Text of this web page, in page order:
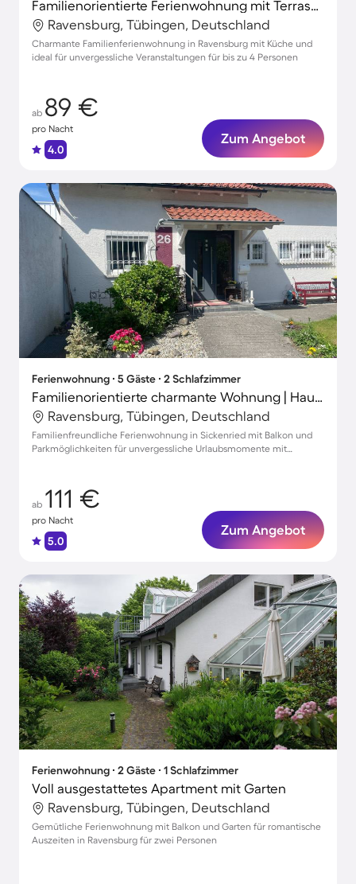
Familienorientierte Ferienwohnung mit Terrasse und Grill
Ravensburg, Tübingen, Deutschland
Charmante Familienferienwohnung in Ravensburg mit Küche und
ideal für unvergessliche Veranstaltungen für bis zu 4 Personen
ab 89 €
pro Nacht
4.0
Zum Angebot
Ferienwohnung ∙ 5 Gäste ∙ 2 Schlafzimmer
Familienorientierte charmante Wohnung | Haustierfreundlich
Ravensburg, Tübingen, Deutschland
Familienfreundliche Ferienwohnung in Sickenried mit Balkon und
Parkmöglichkeiten für unvergessliche Urlaubsmomente mit
ab 111 €
pro Nacht
5.0
Zum Angebot
Ferienwohnung ∙ 2 Gäste ∙ 1 Schlafzimmer
Voll ausgestattetes Apartment mit Garten
Ravensburg, Tübingen, Deutschland
Gemütliche Ferienwohnung mit Balkon und Garten für romantische
Auszeiten in Ravensburg für zwei Personen